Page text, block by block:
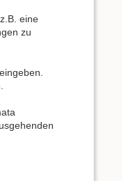
eine
zu